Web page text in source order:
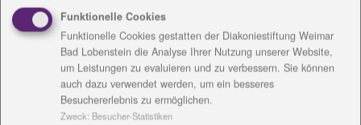
Wissen als auch ihrer gelebten Haltung Vertreter und
Begleiter für die Bedürfnisse und Interessen der
Kinder und Familien zu sein, wurde sie zu einem
großen und hochachtungsvollen Vorbild des
gesamten pädagogischen Teams“, so beschreibt
Einrichtungsleiterin Kerstin Enk ihre langjährige
Funktionelle Cookies
Funktionelle Cookies gestatten der Diakoniestiftung Weimar
Bad Lobenstein die Analyse Ihrer Nutzung unserer Website,
um Leistungen zu evaluieren und zu verbessern. Sie können
auch dazu verwendet werden, um ein besseres
Besuchererlebnis zu ermöglichen.
Zweck: Besucher-Statistiken